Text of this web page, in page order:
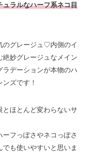
ュラルなハーフ系ネコ目
のグレージュ♡内側のイ
妙グレージュなメイン
デーションが本物のハ
ズです！
ほとんど変わらないサ
フっぽさやネコっぽさ
も使いやすいと思いま